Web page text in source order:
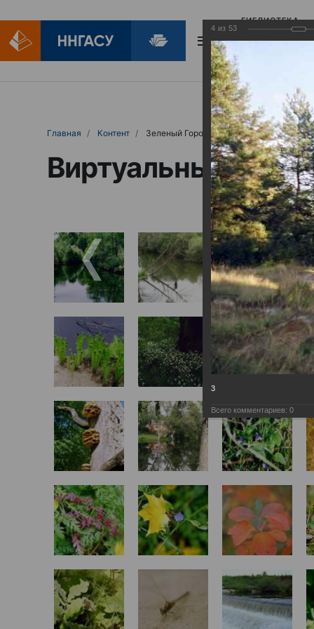
БИБЛИОТЕКА
Главная Контент Зеленый Город
Виртуальные
4 из 53
3
Всего комментариев: 0